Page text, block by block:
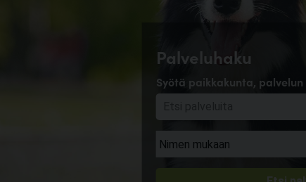
Palveluhaku
Syötä paikkakunta, palvelun